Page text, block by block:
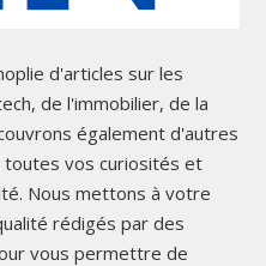
d'articles sur les
de l'immobilier, de la
également d'autres
vos curiosités et
Nous mettons à votre
rédigés par des
vous permettre de